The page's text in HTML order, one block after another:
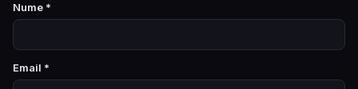
Nume *
Email *